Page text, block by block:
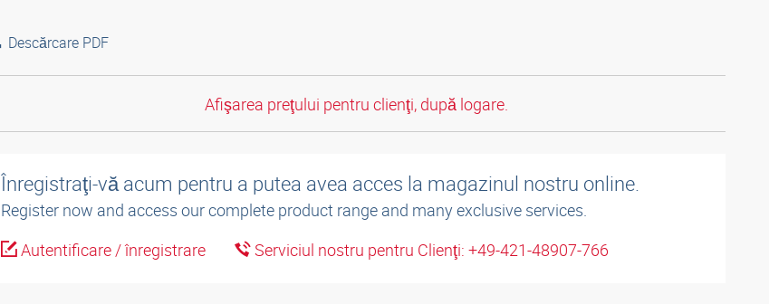
Descărcare PDF
Afişarea preţului pentru clienţi, după logare.
Înregistraţi-vă acum pentru a putea avea acces la magazinul nostru online.
Register now and access our complete product range and many exclusive services.
Autentificare / înregistrare
Serviciul nostru pentru Clienţi: +49-421-48907-766